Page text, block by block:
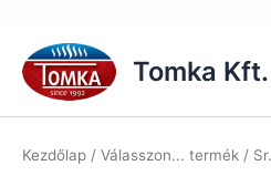
content
Tomka Kft.
Kezdőlap / Válasszon... termék /